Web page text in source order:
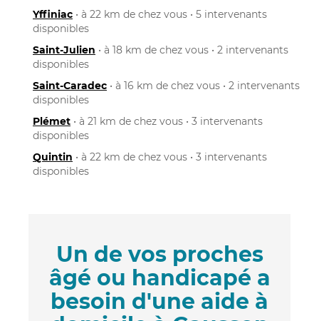
Yffiniac • à 22 km de chez vous • 5 intervenants
disponibles
Saint-Julien • à 18 km de chez vous • 2 intervenants
disponibles
Saint-Caradec • à 16 km de chez vous • 2 intervenants
disponibles
Plémet • à 21 km de chez vous • 3 intervenants
disponibles
Quintin • à 22 km de chez vous • 3 intervenants
disponibles
Un de vos proches
âgé ou handicapé a
besoin d'une aide à